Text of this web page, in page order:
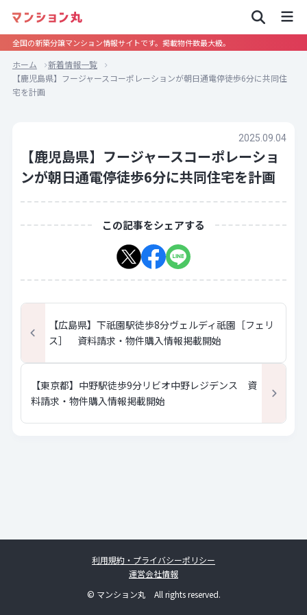
全国の新築分譲マンション情報サイトです。掲載物件数最大級。
ホーム
新着情報一覧
【鹿児島県】フージャースコーポレーションが朝日通電停徒歩6分に共同住
宅を計画
2025.09.04
【鹿児島県】フージャースコーポレーショ
ンが朝日通電停徒歩6分に共同住宅を計画
この記事をシェアする
【広島県】下祇園駅徒歩8分ヴェルディ祇園［フェリ
ス］ 資料請求・物件購入情報掲載開始
【東京都】中野駅徒歩9分リビオ中野レジデンス 資
料請求・物件購入情報掲載開始
利用規約・プライバシーポリシー
運営会社情報
© マンション丸 All rights reserved.